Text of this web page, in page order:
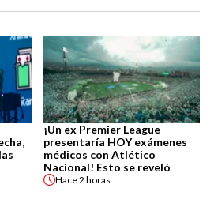
¡Un ex Premier League
presentaría HOY exámenes
médicos con Atlético
Nacional! Esto se reveló
Hace2 horas